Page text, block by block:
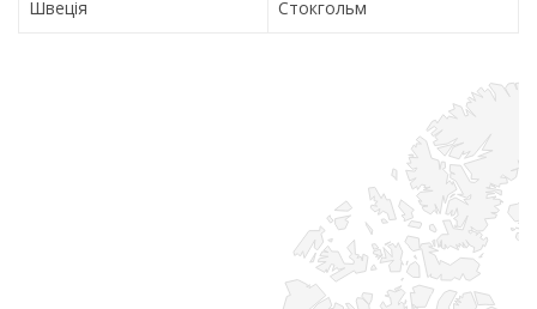
Швеція Стокгольм